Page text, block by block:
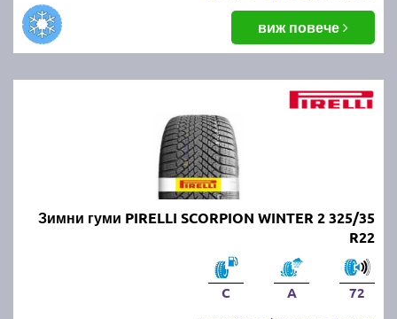
виж повече
Зимни гуми PIRELLI SCORPION WINTER 2 325/35
R22
C A 72